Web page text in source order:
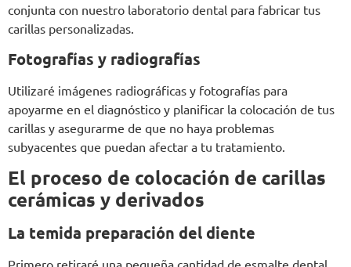
conjunta con nuestro laboratorio dental para fabricar tus
carillas personalizadas.
Fotografías y radiografías
Utilizaré imágenes radiográficas y fotografías para
apoyarme en el diagnóstico y planificar la colocación de tus
carillas y asegurarme de que no haya problemas
subyacentes que puedan afectar a tu tratamiento.
El proceso de colocación de carillas
cerámicas y derivados
La temida preparación del diente